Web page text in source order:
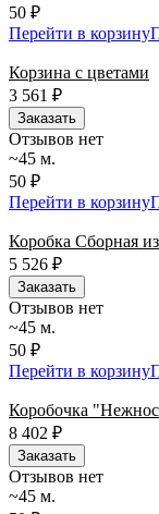
50 ₽
Перейти в корзину
Корзина с цветами
3 561
₽
Заказать
Отзывов нет
~45 м.
50 ₽
Перейти в корзину
Коробка Сборная
5 526 ₽
Заказать
Отзывов нет
~45 м.
50 ₽
Перейти в корзину
Коробочка
8 402 ₽
Заказать
Отзывов нет
~45 м.